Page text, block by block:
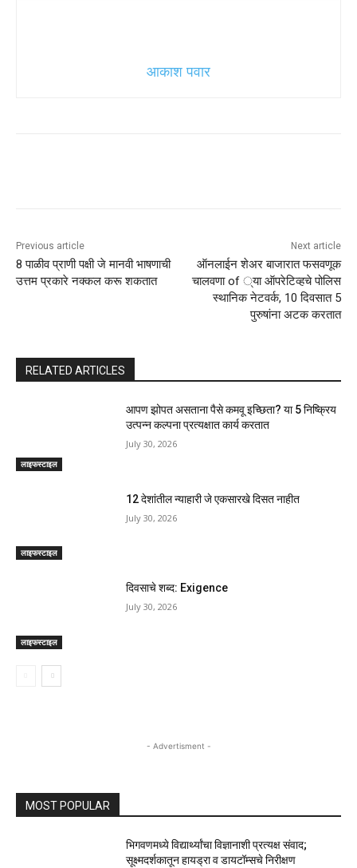
आकाश पवार
Previous article
8 पाळीव प्राणी पक्षी जे मानवी भाषणाची
उत्तम प्रकारे नक्कल करू शकतात
Next article
ऑनलाईन शेअर बाजारात फसवणूक
चालवणा of ्या ऑपरेटिव्हचे पोलिस
स्थानिक नेटवर्क, 10 दिवसात 5
पुरुषांना अटक करतात
RELATED ARTICLES
लाइफस्टाइल
आपण झोपत असताना पैसे कमवू इच्छिता? या 5 निष्क्रिय
उत्पन्न कल्पना प्रत्यक्षात कार्य करतात
July 30, 2026
लाइफस्टाइल
12 देशांतील न्याहारी जे एकसारखे दिसत नाहीत
July 30, 2026
लाइफस्टाइल
दिवसाचे शब्द: Exigence
July 30, 2026
- Advertisment -
MOST POPULAR
भिगवणमध्ये विद्यार्थ्यांचा विज्ञानाशी प्रत्यक्ष संवाद;
सूक्ष्मदर्शकातून हायड्रा व डायटॉम्सचे निरीक्षण